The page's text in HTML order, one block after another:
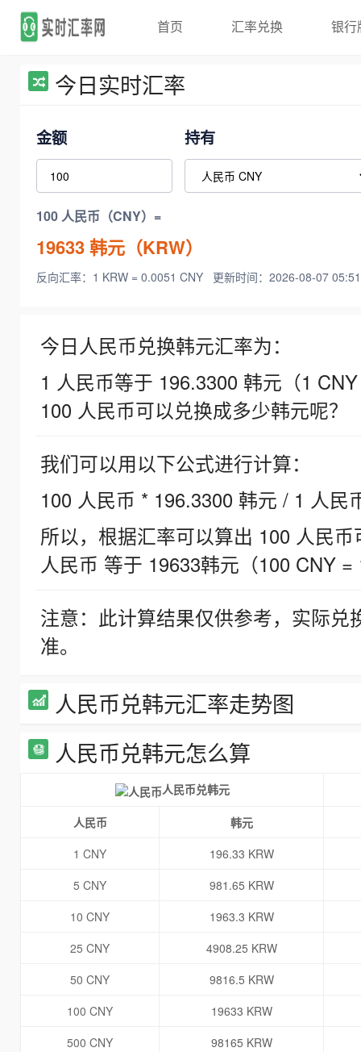
首页 汇率兑换 银行
今日实时汇率
金额 持有
100 人民币（CNY）=
19633韩元（KRW）
反向汇率：1 KRW = 0.0051 CNY 更新时间：2026-08-07
今日人民币兑换韩元汇率为：
1 人民币等于 196.3300 韩元（1
100 人民币可以兑换成多少韩元呢？
我们可以用以下公式进行计算：
100 人民币 * 196.3300 韩元 / 1 人民
所以，根据汇率可以算出 100 人民
人民币 等于 19633韩元（100 CNY =
注意：此计算结果仅供参考，实际
准。
人民币兑韩元汇率走势图
人民币兑韩元怎么算
人民币兑韩元
人民币
韩元
1 CNY
196.33 KRW
5 CNY
981.65 KRW
10 CNY
1963.3 KRW
25 CNY
4908.25 KRW
50 CNY
9816.5 KRW
100 CNY
19633 KRW
500 CNY
98165 KRW